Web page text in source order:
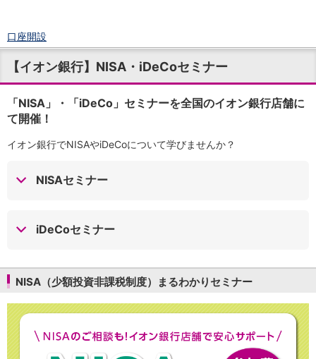
口座開設
ログイン
チャット
メニュー
商品・サービス
預金
普通預金
積立式定期預金
外貨定期預金
投資信託
TOP
証券口座開設
投信つみたて
NISA
金銭信託
金銭信託のしくみ
【イオン銀行】NISA・iDeCoセミナー
「NISA」・「iDeCo」セミナーを全国のイオン銀行店舗に
て開催！
イオン銀行でNISAやiDeCoについて学びませんか？
NISAセミナー
iDeCoセミナー
NISA（少額投資非課税制度）まるわかりセミナー